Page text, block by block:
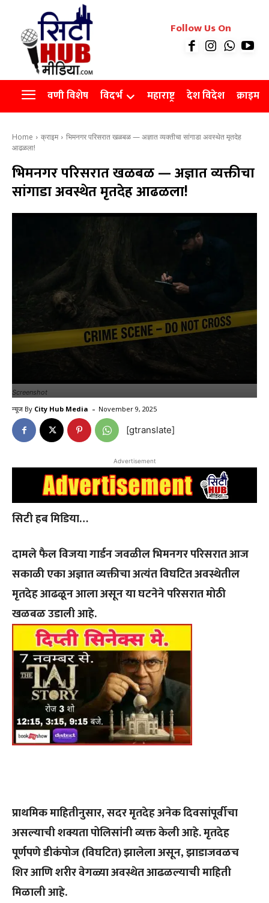
रियल इस्टेट
Videos
Agro
Follow Us On
वणी विशेष विदर्भ महाराष्ट्र देश विदेश क्राइम
Home क्राइम
भिमनगर परिसरात खळबळ — अज्ञात व्यक्तीचा सांगाडा अवस्थेत मृतदेह
आढळला!
भिमनगर परिसरात खळबळ — अज्ञात व्यक्तीचा
सांगाडा अवस्थेत मृतदेह आढळला!
Screenshot
न्यूज By City Hub Media - November 9, 2025
[gtranslate]
Advertisement
सिटी हब मिडिया…
दामले फैल विजया गार्डन जवळील भिमनगर परिसरात आज
सकाळी एका अज्ञात व्यक्तीचा अत्यंत विघटित अवस्थेतील
मृतदेह आढळून आला असून या घटनेने परिसरात मोठी
खळबळ उडाली आहे.
प्राथमिक माहितीनुसार, सदर मृतदेह अनेक दिवसांपूर्वीचा
असल्याची शक्यता पोलिसांनी व्यक्त केली आहे. मृतदेह
पूर्णपणे डीकंपोज (विघटित) झालेला असून, झाडाजवळच
शिर आणि शरीर वेगळ्या अवस्थेत आढळल्याची माहिती
मिळाली आहे.